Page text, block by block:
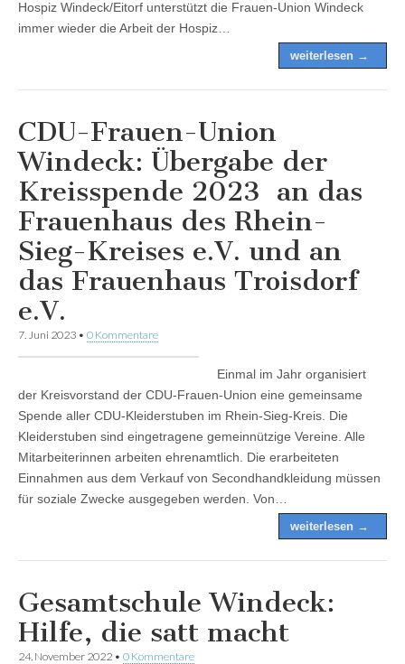
Hospiz Windeck/Eitorf unterstützt die Frauen-Union Windeck
immer wieder die Arbeit der Hospiz…
weiterlesen →
CDU-Frauen-Union
Windeck: Übergabe der
Kreisspende 2023 an das
Frauenhaus des Rhein-
Sieg-Kreises e.V. und an
das Frauenhaus Troisdorf
e.V.
7. Juni 2023 • 0 Kommentare
Einmal im Jahr organisiert
der Kreisvorstand der CDU-Frauen-Union eine gemeinsame
Spende aller CDU-Kleiderstuben im Rhein-Sieg-Kreis. Die
Kleiderstuben sind eingetragene gemeinnützige Vereine. Alle
Mitarbeiterinnen arbeiten ehrenamtlich. Die erarbeiteten
Einnahmen aus dem Verkauf von Secondhandkleidung müssen
für soziale Zwecke ausgegeben werden. Von…
weiterlesen →
Gesamtschule Windeck:
Hilfe, die satt macht
24. November 2022 • 0 Kommentare